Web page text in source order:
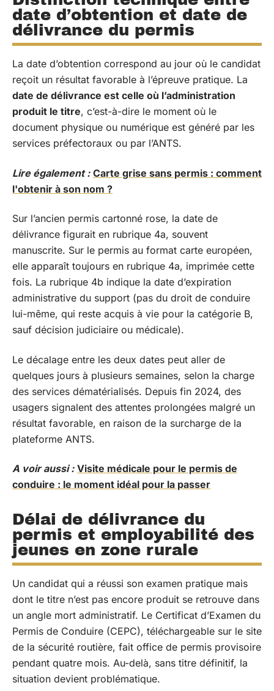
date d’obtention et date de
délivrance du permis
La date d’obtention correspond au jour où le candidat
reçoit un résultat favorable à l’épreuve pratique. La
date de délivrance est celle où l’administration
produit le titre, c’est-à-dire le moment où le
document physique ou numérique est généré par les
services préfectoraux ou par l’ANTS.
Lire également : Carte grise sans permis : comment
l'obtenir à son nom ?
Sur l’ancien permis cartonné rose, la date de
délivrance figurait en rubrique 4a, souvent
manuscrite. Sur le permis au format carte européen,
elle apparaît toujours en rubrique 4a, imprimée cette
fois. La rubrique 4b indique la date d’expiration
administrative du support (pas du droit de conduire
lui-même, qui reste acquis à vie pour la catégorie B,
sauf décision judiciaire ou médicale).
Le décalage entre les deux dates peut aller de
quelques jours à plusieurs semaines, selon la charge
des services dématérialisés. Depuis fin 2024, des
usagers signalent des attentes prolongées malgré un
résultat favorable, en raison de la surcharge de la
plateforme ANTS.
A voir aussi : Visite médicale pour le permis de
conduire : le moment idéal pour la passer
Délai de délivrance du
permis et employabilité des
jeunes en zone rurale
Un candidat qui a réussi son examen pratique mais
dont le titre n’est pas encore produit se retrouve dans
un angle mort administratif. Le Certificat d’Examen du
Permis de Conduire (CEPC), téléchargeable sur le site
de la sécurité routière, fait office de permis provisoire
pendant quatre mois. Au-delà, sans titre définitif, la
situation devient problématique.